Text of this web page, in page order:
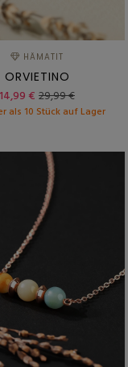
HÄMATIT
ORVIETINO
14,99 € 29,99 €
als 10 Stück auf Lager